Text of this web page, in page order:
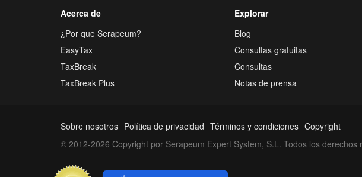
Acerca de
¿Por que Serapeum?
EasyTax
TaxBreak
TaxBreak Plus
Explorar
Blog
Consultas gratuitas
Consultas
Notas de prensa
Sobre nosotros Política de privacidad Términos y condiciones Copyright
© 2012-2026 Copyright por Serapeum Expert System, S.L. Todos los derechos